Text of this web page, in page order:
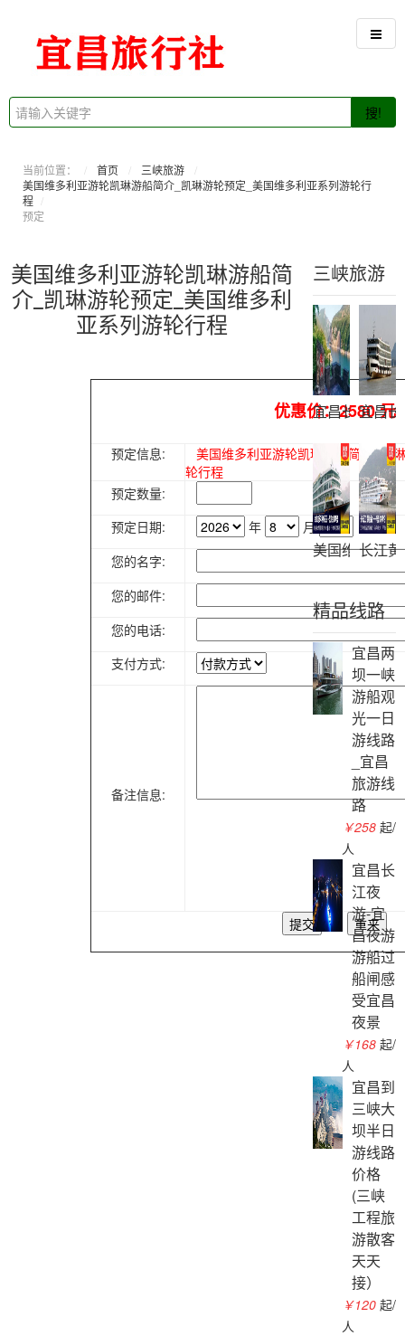
搜!
当前位置： 首页
三峡旅游
美国维多利亚游轮凯琳游船简介_凯琳游轮预定_美国维多利亚系列游轮行
程
预定
美国维多利亚游轮凯琳游船简
介_凯琳游轮预定_美国维多利
亚系列游轮行程
优惠价：2580 元
预定信息:
美国维多利亚游轮凯琳游船简介_凯
轮行程
预定数量:
预定日期:
年 月
日
您的名字:
您的邮件:
您的电话:
支付方式:
备注信息:
三峡旅游
宜昌长江三峡
宜昌
美国维多利
长江
精品线路
宜昌两
坝一峡
游船观
光一日
游线路
_宜昌
旅游线
路
￥258 起/
人
宜昌长
江夜
游-宜
昌夜游
游船过
船闸感
受宜昌
夜景
￥168 起/
人
宜昌到
三峡大
坝半日
游线路
价格
(三峡
工程旅
游散客
天天
接）
￥120 起/
人